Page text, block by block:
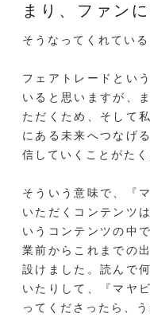
まり、ファンに
そうなってくれている
フェアトレードとい
いると思いますが、
ただくため、そして
にある未来へつなげ
信していくことがた
そういう意味で、『
いただくコンテンツ
いうコンテンツの中
業前からこれまでの
設けました。読んで
いたりして、『マヤ
ってくださったら、う